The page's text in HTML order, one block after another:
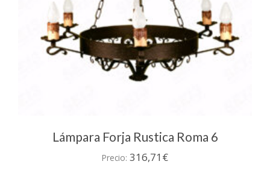
Lámpara Forja Rustica Roma 6
Precio: 316,71 €